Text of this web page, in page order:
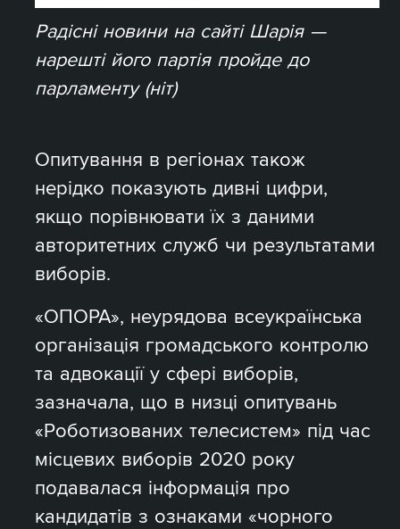
Радісні новини на сайті Шарія —
нарешті його партія пройде до
парламенту (ніт)
Опитування в регіонах також
нерідко показують дивні цифри,
якщо порівнювати їх з даними
авторитетних служб чи результатами
виборів.
«ОПОРА», неурядова всеукраїнська
організація громадського контролю
та адвокації у сфері виборів,
зазначала, що в низці опитувань
«Роботизованих телесистем» під час
місцевих виборів 2020 року
подавалася інформація про
кандидатів з ознаками «чорного